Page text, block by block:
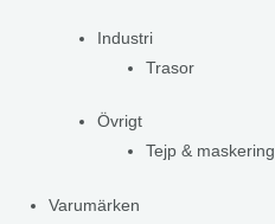
Industri
Trasor
Övrigt
Tejp & maskering
Varumärken